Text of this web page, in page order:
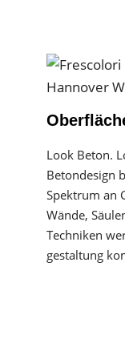
Look Beton.
Betondesign
Spektrum an
Wände,
Techniken
gestaltung